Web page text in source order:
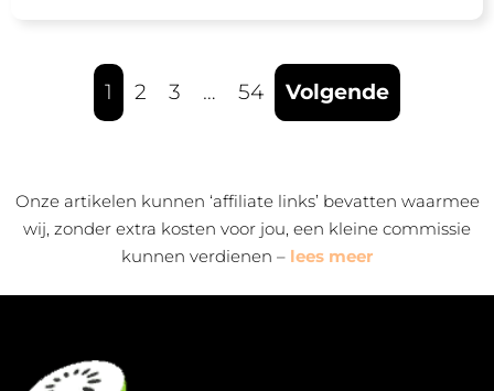
1 2 3 … 54 Volgende
Onze artikelen kunnen ‘affiliate links’ bevatten waarmee
wij, zonder extra kosten voor jou, een kleine commissie
kunnen verdienen – lees meer